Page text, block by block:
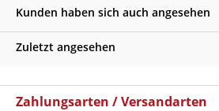
Kunden haben sich auch angesehen
Zuletzt angesehen
Zahlungsarten / Versandarten